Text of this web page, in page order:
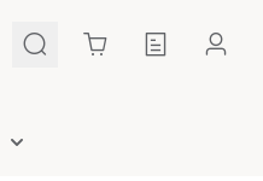
Cart